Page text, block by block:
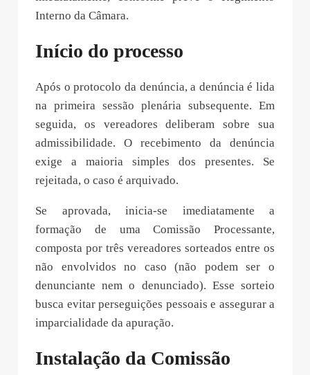
Interno da Câmara.
Início do processo
Após o protocolo da denúncia, a denúncia é lida
na primeira sessão plenária subsequente. Em
seguida, os vereadores deliberam sobre sua
admissibilidade. O recebimento da denúncia
exige a maioria simples dos presentes. Se
rejeitada, o caso é arquivado.
Se aprovada, inicia-se imediatamente a
formação de uma Comissão Processante,
composta por três vereadores sorteados entre os
não envolvidos no caso (não podem ser o
denunciante nem o denunciado). Esse sorteio
busca evitar perseguições pessoais e assegurar a
imparcialidade da apuração.
Instalação da Comissão